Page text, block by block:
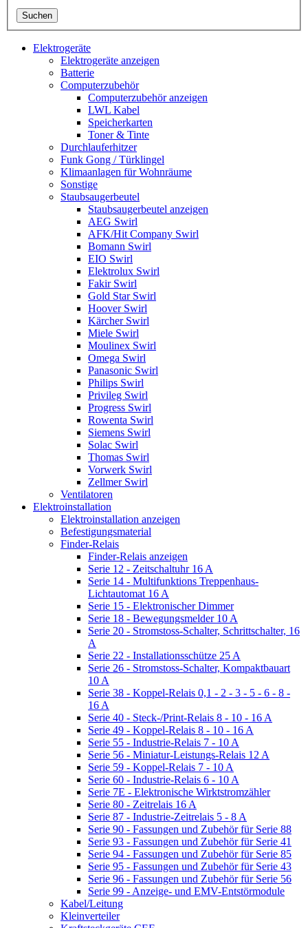
Suchen
Elektrogeräte
Elektrogeräte anzeigen
Batterie
Computerzubehör
Computerzubehör anzeigen
LWL Kabel
Speicherkarten
Toner & Tinte
Durchlauferhitzer
Funk Gong / Türklingel
Klimaanlagen für Wohnräume
Sonstige
Staubsaugerbeutel
Staubsaugerbeutel anzeigen
AEG Swirl
AFK/Hit Company Swirl
Bomann Swirl
EIO Swirl
Elektrolux Swirl
Fakir Swirl
Gold Star Swirl
Hoover Swirl
Kärcher Swirl
Miele Swirl
Moulinex Swirl
Omega Swirl
Panasonic Swirl
Philips Swirl
Privileg Swirl
Progress Swirl
Rowenta Swirl
Siemens Swirl
Solac Swirl
Thomas Swirl
Vorwerk Swirl
Zellmer Swirl
Ventilatoren
Elektroinstallation
Elektroinstallation anzeigen
Befestigungsmaterial
Finder-Relais
Finder-Relais anzeigen
Serie 12 - Zeitschaltuhr 16 A
Serie 14 - Multifunktions Treppenhaus-
Lichtautomat 16 A
Serie 15 - Elektronischer Dimmer
Serie 18 - Bewegungsmelder 10 A
Serie 20 - Stromstoss-Schalter, Schrittschalter, 16
A
Serie 22 - Installationsschütze 25 A
Serie 26 - Stromstoss-Schalter, Kompaktbauart
10 A
Serie 38 - Koppel-Relais 0,1 - 2 - 3 - 5 - 6 - 8 -
16 A
Serie 40 - Steck-/Print-Relais 8 - 10 - 16 A
Serie 49 - Koppel-Relais 8 - 10 - 16 A
Serie 55 - Industrie-Relais 7 - 10 A
Serie 56 - Miniatur-Leistungs-Relais 12 A
Serie 59 - Koppel-Relais 7 - 10 A
Serie 60 - Industrie-Relais 6 - 10 A
Serie 7E - Elektronische Wirktstromzähler
Serie 80 - Zeitrelais 16 A
Serie 87 - Industrie-Zeitrelais 5 - 8 A
Serie 90 - Fassungen und Zubehör für Serie 88
Serie 93 - Fassungen und Zubehör für Serie 41
Serie 94 - Fassungen und Zubehör für Serie 85
Serie 95 - Fassungen und Zubehör für Serie 43
Serie 96 - Fassungen und Zubehör für Serie 56
Serie 99 - Anzeige- und EMV-Entstörmodule
Kabel/Leitung
Kleinverteiler